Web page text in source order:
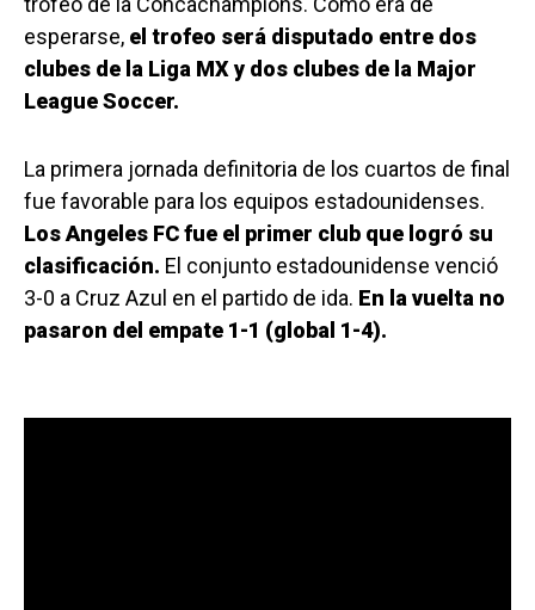
esperarse, el trofeo será disputado entre dos
clubes de la Liga MX y dos clubes de la Major
League Soccer.
La primera jornada definitoria de los cuartos de final
fue favorable para los equipos estadounidenses.
Los Angeles FC fue el primer club que logró su
clasificación. El conjunto estadounidense venció
3-0 a Cruz Azul en el partido de ida. En la vuelta no
pasaron del empate 1-1 (global 1-4).